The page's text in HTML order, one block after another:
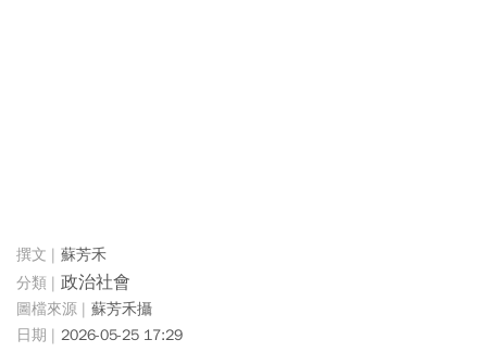
蘇芳禾
政治社會
蘇芳禾攝
2026-05-25 17:29